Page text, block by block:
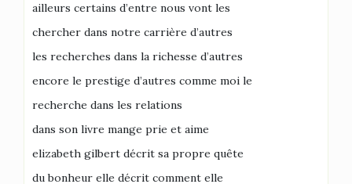
ailleurs certains d’entre nous vont les
chercher dans notre carrière d’autres
les recherches dans la richesse d’autres
encore le prestige d’autres comme moi le
recherche dans les relations
dans son livre mange prie et aime
elizabeth gilbert décrit sa propre quête
du bonheur elle décrit comment elle